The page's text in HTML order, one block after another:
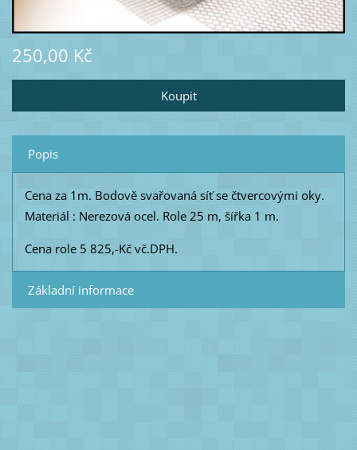
250,00 Kč
Popis
Cena za 1m. Bodově svařovaná síť se čtvercovými oky.
Materiál : Nerezová ocel. Role 25 m, šířka 1 m.
Cena role 5 825,-Kč vč.DPH.
Základní informace